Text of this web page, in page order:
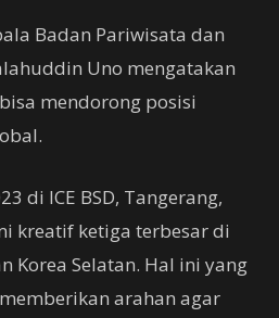
Badan Pariwisata dan
Uno mengatakan
mendorong posisi
di ICE BSD, Tangerang,
kreatif ketiga terbesar di
Korea Selatan. Hal ini yang
arahan agar